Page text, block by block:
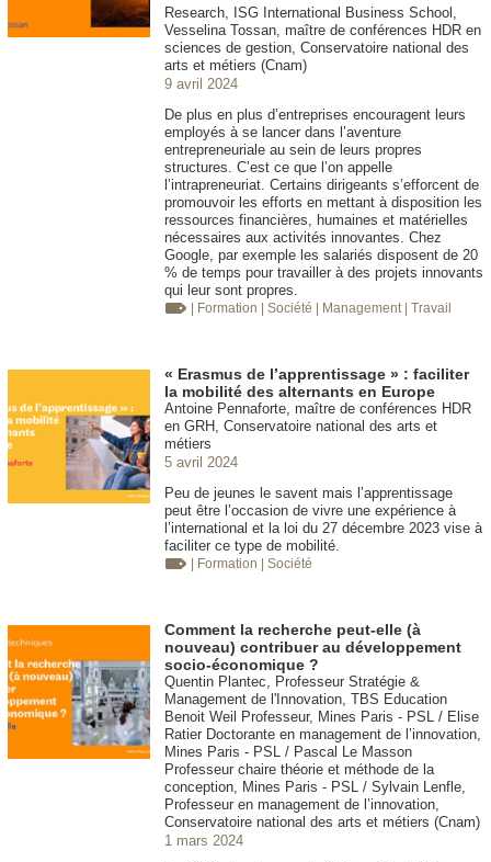
Research, ISG International Business School,
Vesselina Tossan, maître de conférences HDR en
sciences de gestion, Conservatoire national des
arts et métiers (Cnam)
9 avril 2024
De plus en plus d’entreprises encouragent leurs
employés à se lancer dans l’aventure
entrepreneuriale au sein de leurs propres
structures. C’est ce que l’on appelle
l’intrapreneuriat. Certains dirigeants s’efforcent de
promouvoir les efforts en mettant à disposition les
ressources financières, humaines et matérielles
nécessaires aux activités innovantes. Chez
Google, par exemple les salariés disposent de 20
% de temps pour travailler à des projets innovants
qui leur sont propres.
| Formation | Société | Management | Travail
« Erasmus de l’apprentissage » : faciliter
la mobilité des alternants en Europe
Antoine Pennaforte, maître de conférences HDR
en GRH, Conservatoire national des arts et
métiers
5 avril 2024
Peu de jeunes le savent mais l’apprentissage
peut être l’occasion de vivre une expérience à
l’international et la loi du 27 décembre 2023 vise à
faciliter ce type de mobilité.
| Formation | Société
Comment la recherche peut-elle (à
nouveau) contribuer au développement
socio-économique ?
Quentin Plantec, Professeur Stratégie &
Management de l'Innovation, TBS Education
Benoit Weil Professeur, Mines Paris - PSL / Elise
Ratier Doctorante en management de l’innovation,
Mines Paris - PSL / Pascal Le Masson
Professeur chaire théorie et méthode de la
conception, Mines Paris - PSL / Sylvain Lenfle,
Professeur en management de l’innovation,
Conservatoire national des arts et métiers (Cnam)
1 mars 2024